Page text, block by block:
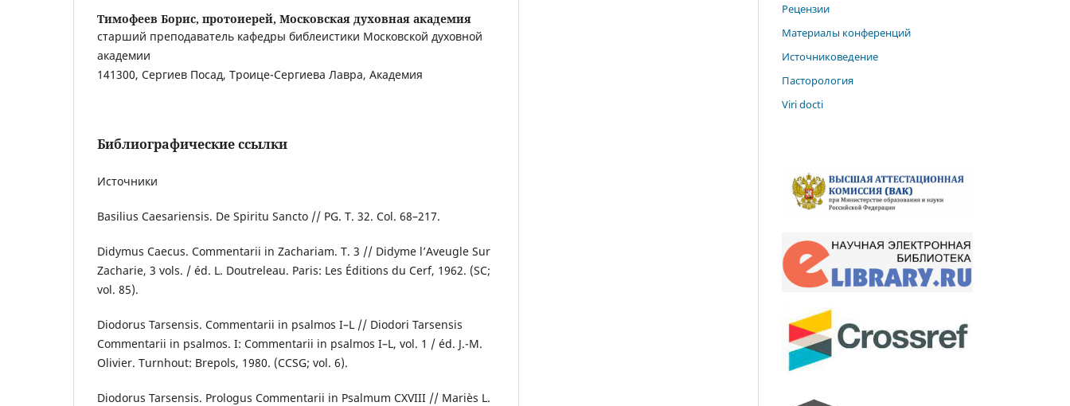
Тимофеев Борис, протоиерей, Московская духовная академия
старший преподаватель кафедры библеистики Московской духовной
академии
141300, Сергиев Посад, Троице-Сергиева Лавра, Академия
Библиографические ссылки
Источники
Basilius Caesariensis. De Spiritu Sancto // PG. T. 32. Col. 68–217.
Didymus Caecus. Commentarii in Zachariam. T. 3 // Didyme l’Aveugle Sur
Zacharie, 3 vols. / éd. L. Doutreleau. Paris: Les Éditions du Cerf, 1962. (SC;
vol. 85).
Diodorus Tarsensis. Commentarii in psalmos I–L // Diodori Tarsensis
Commentarii in psalmos. I: Commentarii in psalmos I–L, vol. 1 / éd. J.-M.
Olivier. Turnhout: Brepols, 1980. (CCSG; vol. 6).
Diodorus Tarsensis. Prologus Commentarii in Psalmum CXVIII // Mariès L.
Рецензии
Материалы конференций
Источниковедение
Пасторология
Viri docti